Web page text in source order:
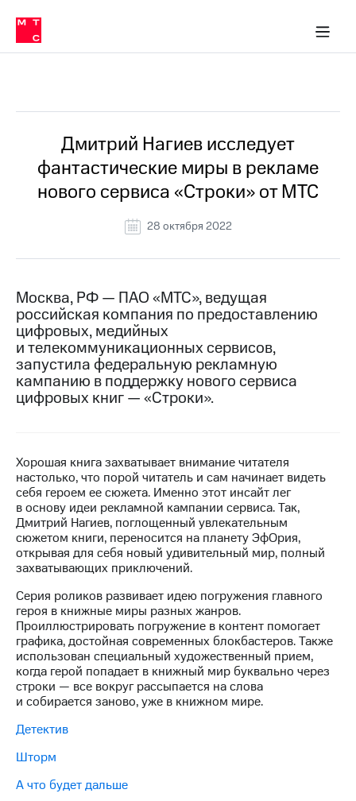
Медиа-центр
и акционерам
Устойчивое развитие
Комплаенс и деловая этика
компании
Карьера
История
компании
Руководство
информация
Контакты
Медиа-центр
Пресс-
релизы
МТС
о технологиях
Интервью
Финансовая
отчетность
Контакты
Новости
регионе
и акционерам
Корпоративное
управление
Корпоративный
секретарь
информации
ПАО
в МТС
Пресс-
релизы
МТС
о технологиях
Дмитрий Нагиев исследует
фантастические миры в рекламе
нового сервиса «Строки» от МТС
28 октября 2022
Москва, РФ — ПАО «МТС», ведущая
российская компания по предоставлению
цифровых, медийных
и телекоммуникационных сервисов,
запустила федеральную рекламную
кампанию в поддержку нового сервиса
цифровых книг — «Строки».
Хорошая книга захватывает внимание читателя
настолько, что порой читатель и сам начинает видеть
себя героем ее сюжета. Именно этот инсайт лег
в основу идеи рекламной кампании сервиса. Так,
Дмитрий Нагиев, поглощенный увлекательным
сюжетом книги, переносится на планету ЭфОрия,
открывая для себя новый удивительный мир, полный
захватывающих приключений.
Серия роликов развивает идею погружения главного
героя в книжные миры разных жанров.
Проиллюстрировать погружение в контент помогает
графика, достойная современных блокбастеров. Также
использован специальный художественный прием,
когда герой попадает в книжный мир буквально через
строки — все вокруг рассыпается на слова
и собирается заново, уже в книжном мире.
Детектив
Шторм
А что будет дальше